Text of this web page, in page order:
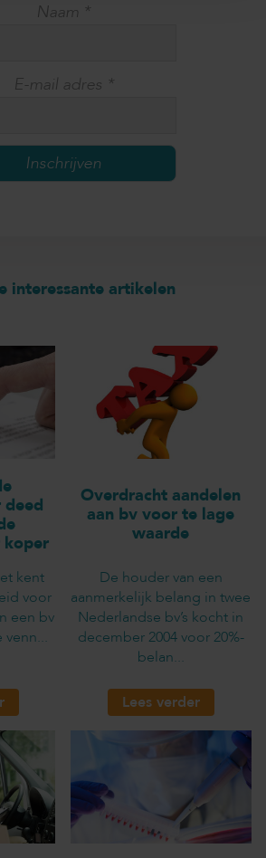
Naam *
E-mail adres *
interessante artikelen
deed
koper
kent
voor
een bv
Overdracht aandelen
aan bv voor te lage
waarde
De houder van een
aanmerkelijk belang in twee
Nederlandse bv’s kocht in
december 2004 voor 20%-
belan...
Lees verder